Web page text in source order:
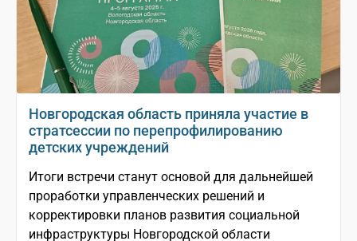
Новгородская область приняла участие в
стратсессии по перепрофилированию
детских учреждений
Итоги встречи станут основой для дальнейшей
проработки управленческих решений и
корректировки планов развития социальной
инфраструктуры Новгородской области